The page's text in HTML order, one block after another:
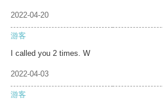
2022-04-20
游客
I called you 2 times. W
2022-04-03
游客